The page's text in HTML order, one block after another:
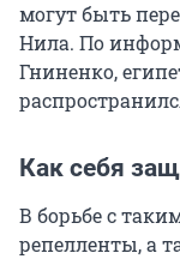
могут быть
Нила. По
Гниненко,
Как себя
В борьбе с
репелленты, а